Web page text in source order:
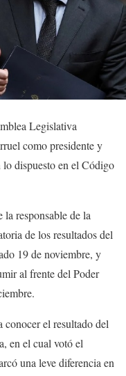
Legislativa
como presidente y
dispuesto en el Código
responsable de la
de los resultados del
19 de noviembre, y
al frente del Poder
el resultado del
en el cual votó el
una leve diferencia en